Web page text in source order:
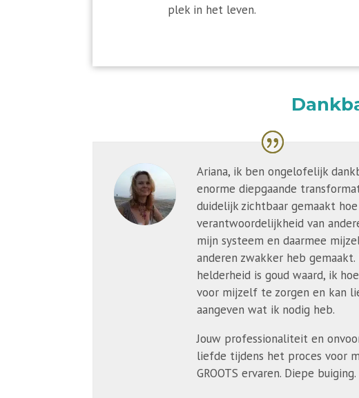
plek in het leven.
Ariana, ik ben ongelofelijk
enorme diepgaande
duidelijk zichtbaar gemaakt
verantwoordelijkheid van
mijn systeem en daarmee
anderen zwakker heb gemaakt.
helderheid is goud waard, ik
voor mijzelf te zorgen en kan
aangeven wat ik nodig heb.
Jouw professionaliteit en
liefde tijdens het proces voor
GROOTS ervaren. Diepe buiging.